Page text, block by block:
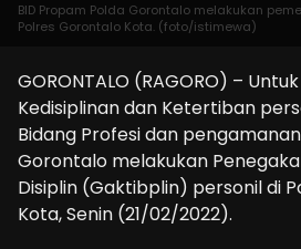
BID Propam Polda Gorontalo melakukan
Polres Gorontalo Kota. (foto/istimewa)
GORONTALO (RAGORO) –
Kedisiplinan dan Ketertiban
Bidang Profesi dan
Gorontalo melakukan
Disiplin (Gaktibplin) personil di
Kota, Senin (21/02/2022).